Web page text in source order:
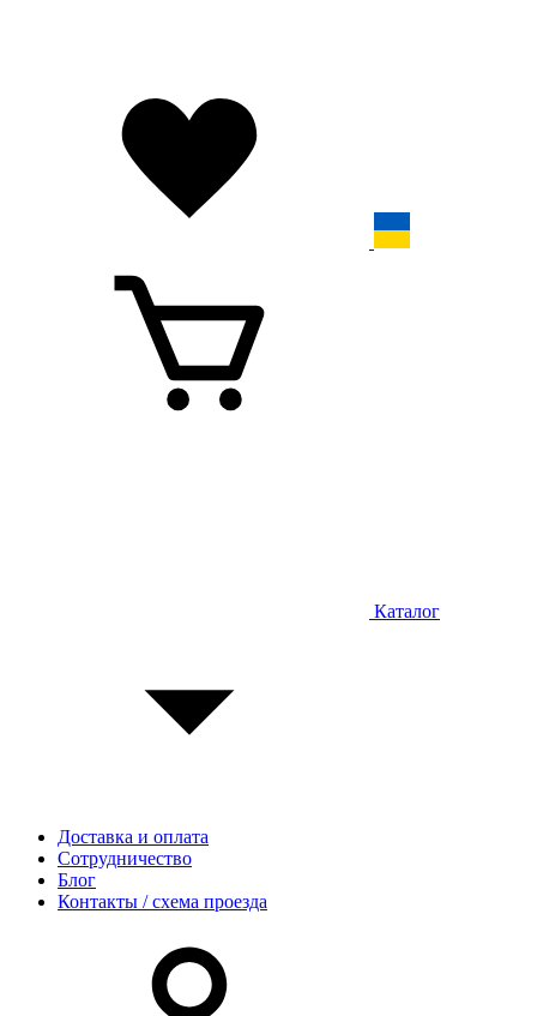
Каталог
Доставка и оплата
Сотрудничество
Блог
Контакты / схема проезда